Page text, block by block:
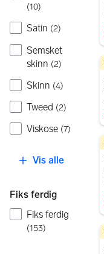
(10)
Satin (2)
Semsket
skinn (2)
Skinn (4)
Tweed (2)
Viskose (7)
Vis alle
Fiks ferdig
Fiks ferdig
(153)